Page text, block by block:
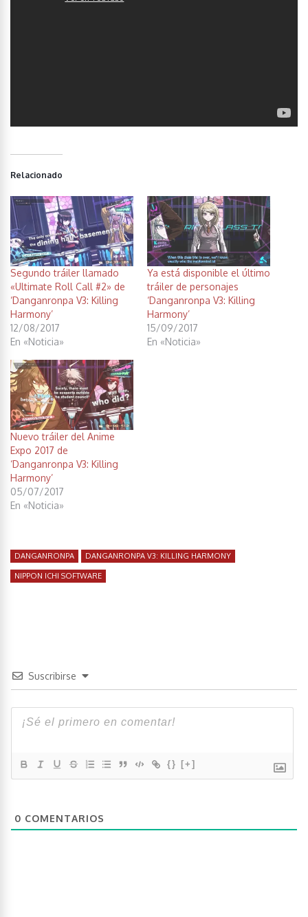
Relacionado
Segundo tráiler llamado
«Ultimate Roll Call #2» de
‘Danganronpa V3: Killing
Harmony’
12/08/2017
En «Noticia»
Ya está disponible el último
tráiler de personajes
‘Danganronpa V3: Killing
Harmony’
15/09/2017
En «Noticia»
Nuevo tráiler del Anime
Expo 2017 de
‘Danganronpa V3: Killing
Harmony’
05/07/2017
En «Noticia»
DANGANRONPA DANGANRONPA V3: KILLING HARMONY
NIPPON ICHI SOFTWARE
Suscribirse
{} [+]
0 COMENTARIOS